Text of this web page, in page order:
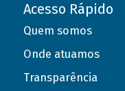
Acesso Rápido
Quem somos
Onde atuamos
Transparência